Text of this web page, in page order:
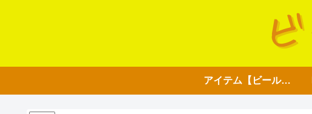
アイテム【ビール好き用】